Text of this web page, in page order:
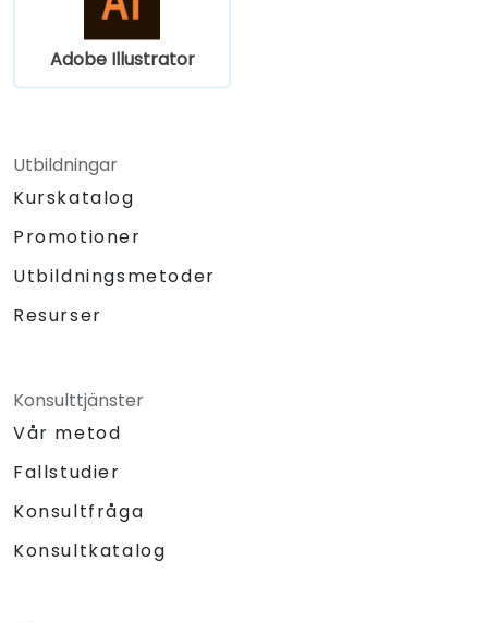
Adobe Illustrator
Utbildningar
Kurskatalog
Promotioner
Utbildningsmetoder
Resurser
Konsulttjänster
Vår metod
Fallstudier
Konsultfråga
Konsultkatalog